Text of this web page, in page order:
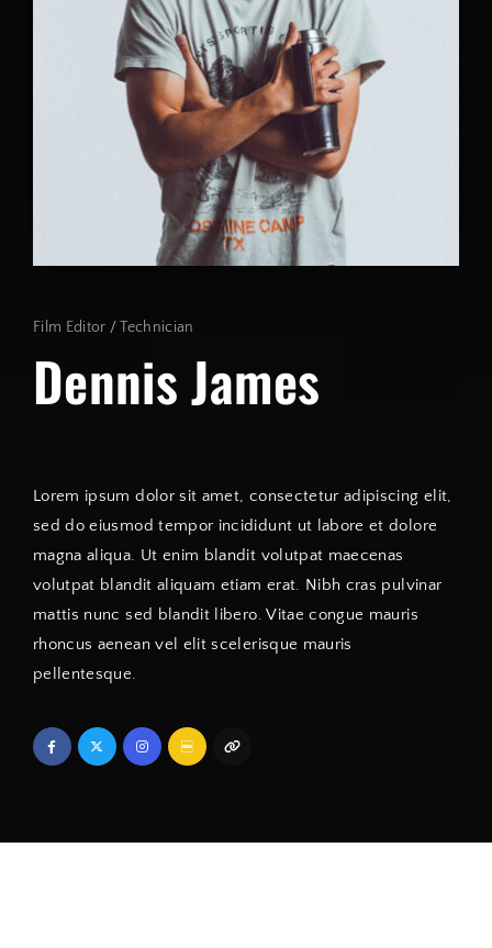
Film Editor Technician
Dennis James
Lorem ipsum dolor sit amet, consectetur adipiscing elit,
sed do eiusmod tempor incididunt ut labore et dolore
magna aliqua. Ut enim blandit volutpat maecenas
volutpat blandit aliquam etiam erat. Nibh cras pulvinar
mattis nunc sed blandit libero. Vitae congue mauris
rhoncus aenean vel elit scelerisque mauris
pellentesque.
Remember Me
Lost Your Password?
By signing in, you agree to
our terms and conditions
privacy policy.